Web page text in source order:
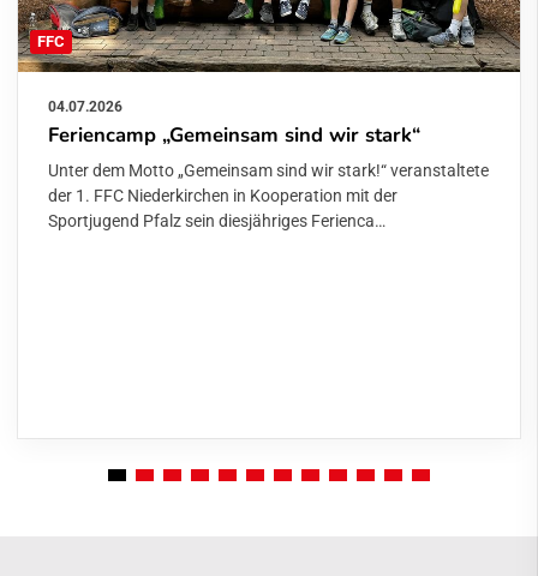
FFC
04.07.2026
Feriencamp „Gemeinsam sind wir stark“
Unter dem Motto „Gemeinsam sind wir stark!“ veranstaltete
der 1. FFC Niederkirchen in Kooperation mit der
Sportjugend Pfalz sein diesjähriges Ferienca…